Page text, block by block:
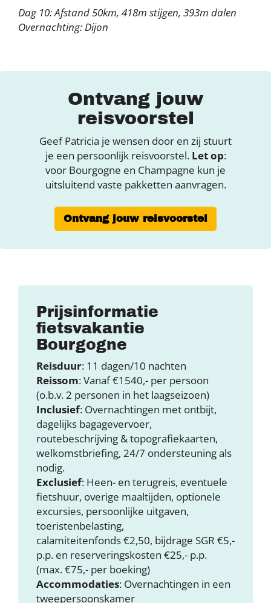
Dag 10: Afstand 50km, 418m stijgen, 393m dalen
Overnachting: Dijon
Ontvang jouw
reisvoorstel
Geef Patricia je wensen door en zij stuurt
je een persoonlijk reisvoorstel. Let op:
voor Bourgogne en Champagne kun je
uitsluitend vaste pakketten aanvragen.
Ontvang jouw reisvoorstel
Prijsinformatie
fietsvakantie
Bourgogne
Reisduur: 11 dagen/10 nachten
Reissom: Vanaf €1540,- per persoon
(o.b.v. 2 personen in het laagseizoen)
Inclusief: Overnachtingen met ontbijt,
dagelijks bagagevervoer,
routebeschrijving & topografiekaarten,
welkomstbriefing, 24/7 ondersteuning als
nodig.
Exclusief: Heen- en terugreis, eventuele
fietshuur, overige maaltijden, optionele
excursies, persoonlijke uitgaven,
toeristenbelasting,
calamiteitenfonds €2,50, bijdrage SGR €5,-
p.p. en reserveringskosten €25,- p.p.
(max. €75,- per boeking)
Accommodaties: Overnachtingen in een
tweepersoonskamer